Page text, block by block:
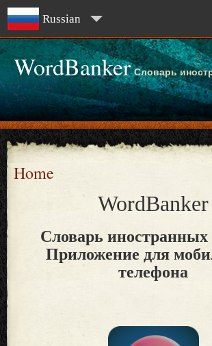
Russian
WordBanker Словарь
Home
WordBanker
Словарь
Приложение для
телефона